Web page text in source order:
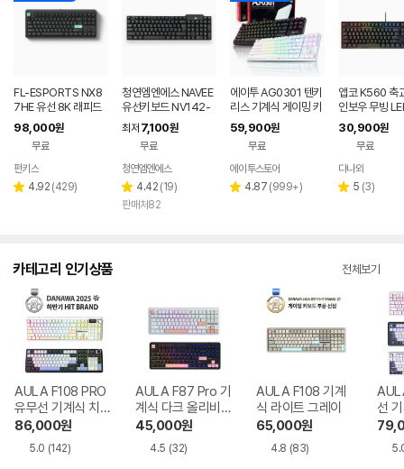
FL-ESPORTS NX8
7HE 유선 8K 래피드
트리거 자석축 키보드
민트 블랙, 저소음스톰
98,000원
무료
페이
펀키스
별 4.92 리
(429)
청연엠엔에스 NAVEE
유선키보드 NV142-
KB15U 저소음 슬림
블랙
최저 7,100원
무료
청연엠엔에스
별
점
4.42 리
뷰
(19)
판매처82
에이투 AG0301 텐키
리스 기계식 게이밍 키
보드 적축, 갈축
59,900원
무료
에이투스토어
별 4.87 리
(999+)
앱코 K560 축
인보우 무빙
식 블랙 (적축)
30,900원
무료
페이
다나와
별 5 리
(3)
카테고리 인기상품 전체보기
AULA F108 PRO
유무선 기계식 치즈
화이트 한글
86,000원
5.0 (142)
AULA F87 Pro 기
계식 다크 올리비아
한글
45,000원
4.5 (32)
AULA F108 기계
식 라이트 그레이
65,000원
4.8 (83)
선
블랙